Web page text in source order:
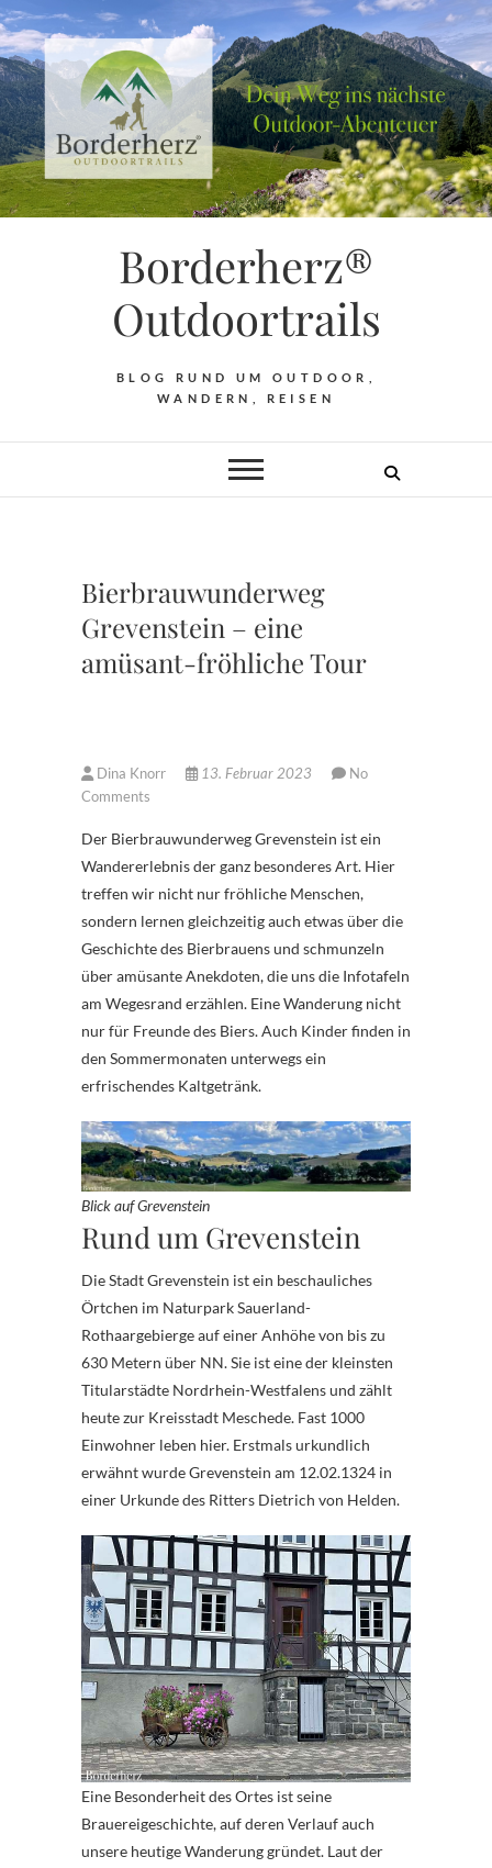
Borderherz®
Outdoortrails
BLOG RUND UM OUTDOOR,
WANDERN, REISEN
Bierbrauwunderweg
Grevenstein – eine
amüsant-fröhliche Tour
Dina Knorr 13. Februar 2023
No
Comments
Der Bierbrauwunderweg Grevenstein ist ein
Wandererlebnis der ganz besonderes Art. Hier
treffen wir nicht nur fröhliche Menschen,
sondern lernen gleichzeitig auch etwas über die
Geschichte des Bierbrauens und schmunzeln
über amüsante Anekdoten, die uns die Infotafeln
am Wegesrand erzählen. Eine Wanderung nicht
nur für Freunde des Biers. Auch Kinder finden in
den Sommermonaten unterwegs ein
erfrischendes Kaltgetränk.
Blick auf Grevenstein
Rund um Grevenstein
Die Stadt Grevenstein ist ein beschauliches
Örtchen im Naturpark Sauerland-
Rothaargebierge auf einer Anhöhe von bis zu
630 Metern über NN. Sie ist eine der kleinsten
Titularstädte Nordrhein-Westfalens und zählt
heute zur Kreisstadt Meschede. Fast 1000
Einwohner leben hier. Erstmals urkundlich
erwähnt wurde Grevenstein am 12.02.1324 in
einer Urkunde des Ritters Dietrich von Helden.
Eine Besonderheit des Ortes ist seine
Brauereigeschichte, auf deren Verlauf auch
unsere heutige Wanderung gründet. Laut der